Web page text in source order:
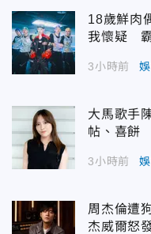
18歲鮮肉
我懷疑 霸
3小時前
大馬歌手
帖、喜餅
3小時前
周杰倫遭
杰威爾怒